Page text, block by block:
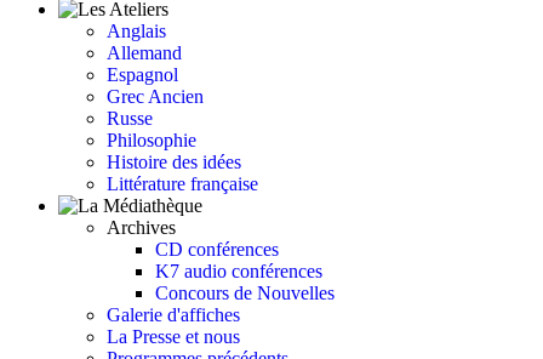
Anglais
Allemand
Espagnol
Grec Ancien
Russe
Philosophie
Histoire des idées
Littérature française
Archives
CD conférences
K7 audio conférences
Concours de Nouvelles
Galerie d'affiches
La Presse et nous